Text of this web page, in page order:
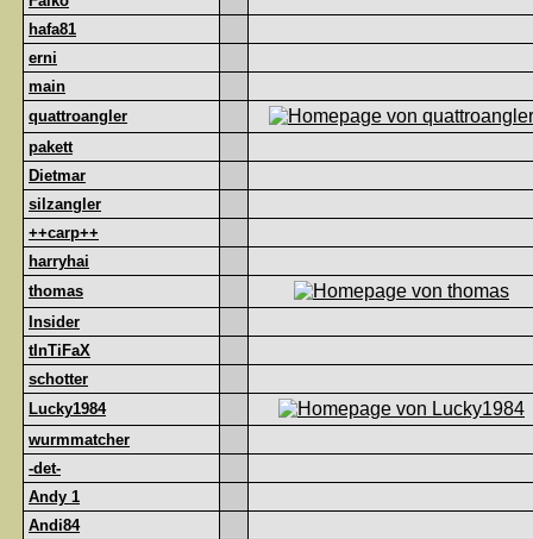
hafa81
erni
main
quattroangler
pakett
Dietmar
silzangler
++carp++
harryhai
thomas
Insider
tInTiFaX
schotter
Lucky1984
wurmmatcher
-det-
Andy 1
Andi84